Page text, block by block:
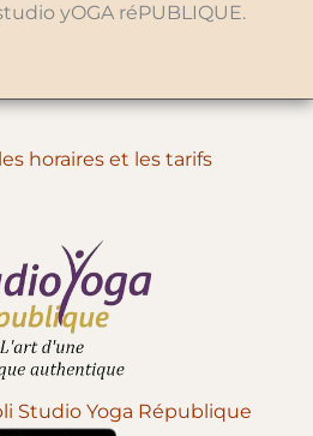
yOGA réPUBLIQUE.
horaires et les tarifs
Studio Yoga République